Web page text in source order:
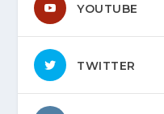
YOUTUBE
TWITTER